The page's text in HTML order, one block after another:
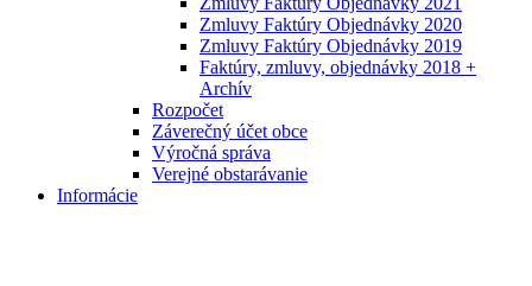
Zmluvy Faktúry Objednávky 2020
Zmluvy Faktúry Objednávky 2019
Faktúry, zmluvy, objednávky 2018 +
Archív
Rozpočet
Záverečný účet obce
Výročná správa
Verejné obstarávanie
Informácie